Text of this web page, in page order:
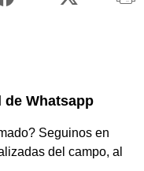
de Whatsapp
Seguinos en
del campo, al